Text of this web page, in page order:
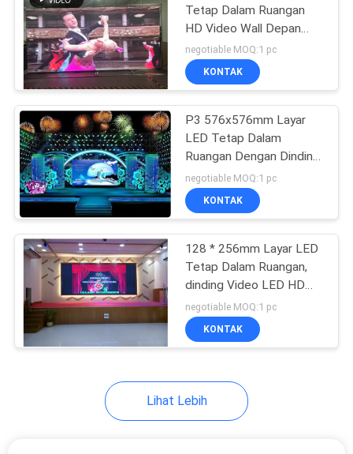
BERITA
PERMINTAAN
PENAWARAN
SITEMAP
PRIVACY
POLICY
Tetap Dalam Ruangan
HD Video Wall Depan
Pemeliharaan
negotiable MOQ:1 pc
KONTAK
P3 576x576mm Layar
LED Tetap Dalam
Ruangan Dengan Dinding
Video Kystar
negotiable MOQ:1 pc
KONTAK
128 * 256mm Layar LED
Tetap Dalam Ruangan,
dinding Video LED HD
P2RGB
negotiable MOQ:1 pc
KONTAK
Lihat Lebih